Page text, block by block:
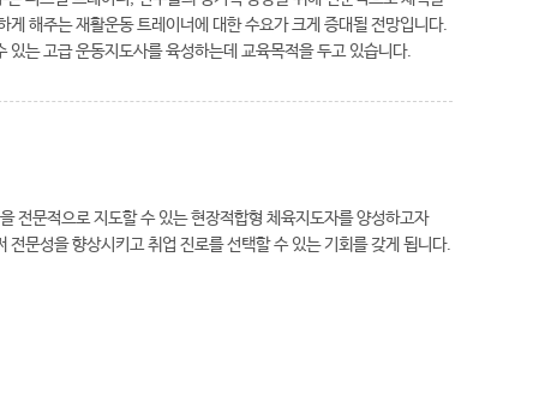
해주는 재활운동 트레이너에 대한 수요가 크게 증대될 전망입니다.
는 고급 운동지도사를 육성하는데 교육목적을 두고 있습니다.
전문적으로 지도할 수 있는 현장적합형 체육지도자를 양성하고자
문성을 향상시키고 취업 진로를 선택할 수 있는 기회를 갖게 됩니다.